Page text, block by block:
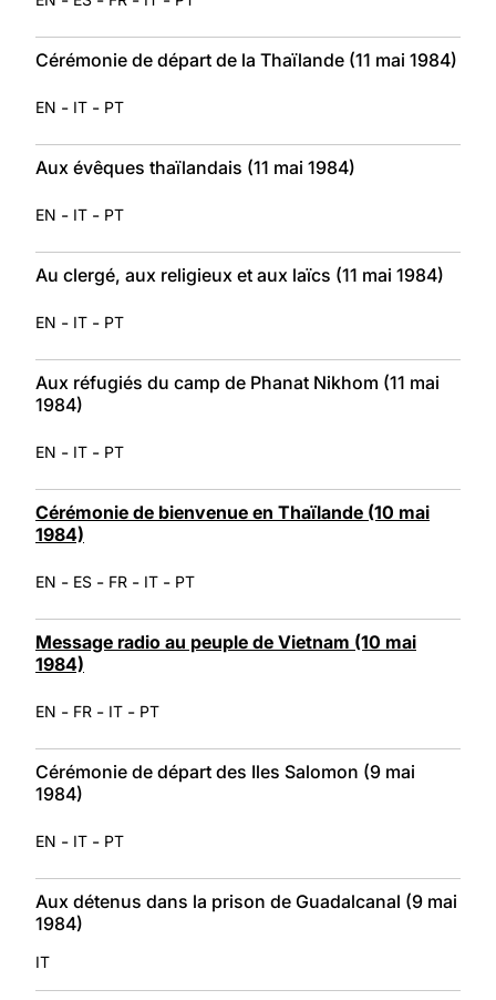
Cérémonie de départ de la Thaïlande (11 mai 1984)
EN - IT - PT
Aux évêques thaïlandais (11 mai 1984)
EN - IT - PT
Au clergé, aux religieux et aux laïcs (11 mai 1984)
EN - IT - PT
Aux réfugiés du camp de Phanat Nikhom (11 mai
1984)
EN - IT - PT
Cérémonie de bienvenue en Thaïlande (10 mai
1984)
EN - ES - FR - IT - PT
Message radio au peuple de Vietnam (10 mai
1984)
EN - FR - IT - PT
Cérémonie de départ des Iles Salomon (9 mai
1984)
EN - IT - PT
Aux détenus dans la prison de Guadalcanal (9 mai
1984)
IT